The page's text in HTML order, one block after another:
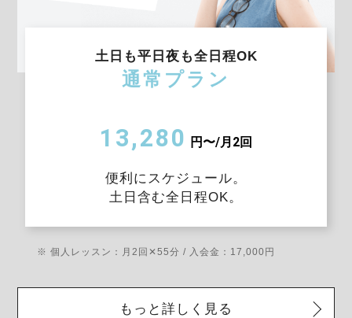
土日も平日夜も全日程OK
通常プラン
13,280 円〜/月2回
便利にスケジュール。
土日含む全日程OK。
※ 個人レッスン：月2回✕55分 / 入会金：17,000円
もっと詳しく見る